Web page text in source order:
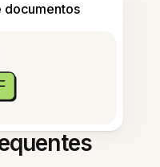
documentos